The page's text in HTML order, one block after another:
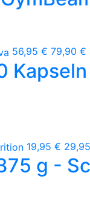
56,95 € 79,90 €
19,95 €
g -